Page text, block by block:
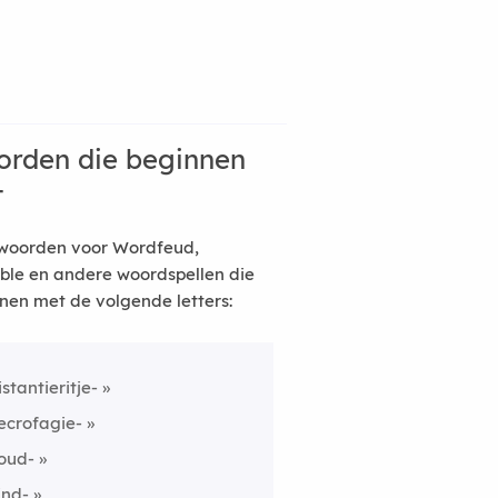
die beginnen
voor Wordfeud,
en andere woordspellen die
met de volgende letters: